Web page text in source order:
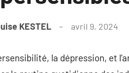
KESTEL avril 9, 2024
la dépression, et